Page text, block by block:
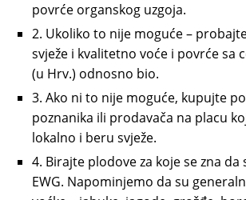
povrće organskog uzgoja.
2. Ukoliko to nije moguće –
svježe i kvalitetno voće i povrće sa
(u Hrv.) odnosno bio.
3. Ako ni to nije moguće, kupujte
poznanika ili prodavača na placu
lokalno i beru svježe.
4. Birajte plodove za koje se zna da
EWG. Napominjemo da su